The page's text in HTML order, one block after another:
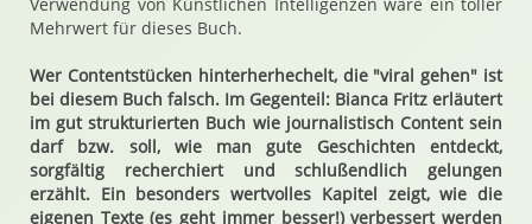
Mehrwert für dieses Buch.
Wer Contentstücken hinterherhechelt, die "viral gehen" ist
bei diesem Buch falsch. Im Gegenteil: Bianca Fritz erläutert
im gut strukturierten Buch wie journalistisch Content sein
darf bzw. soll, wie man gute Geschichten entdeckt,
sorgfältig recherchiert und schlußendlich gelungen
erzählt. Ein besonders wertvolles Kapitel zeigt, wie die
eigenen Texte (es geht immer besser!) verbessert werden